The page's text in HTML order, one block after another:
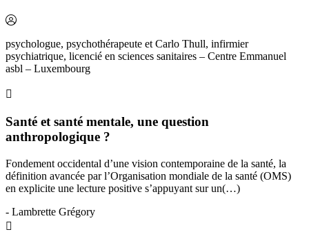
psychologue, psychothérapeute et Carlo Thull, infirmier
psychiatrique, licencié en sciences sanitaires – Centre Emmanuel
asbl – Luxembourg
Santé et santé mentale, une question
anthropologique ?
Fondement occidental d’une vision contemporaine de la santé, la
définition avancée par l’Organisation mondiale de la santé (OMS)
en explicite une lecture positive s’appuyant sur un(…)
- Lambrette Grégory